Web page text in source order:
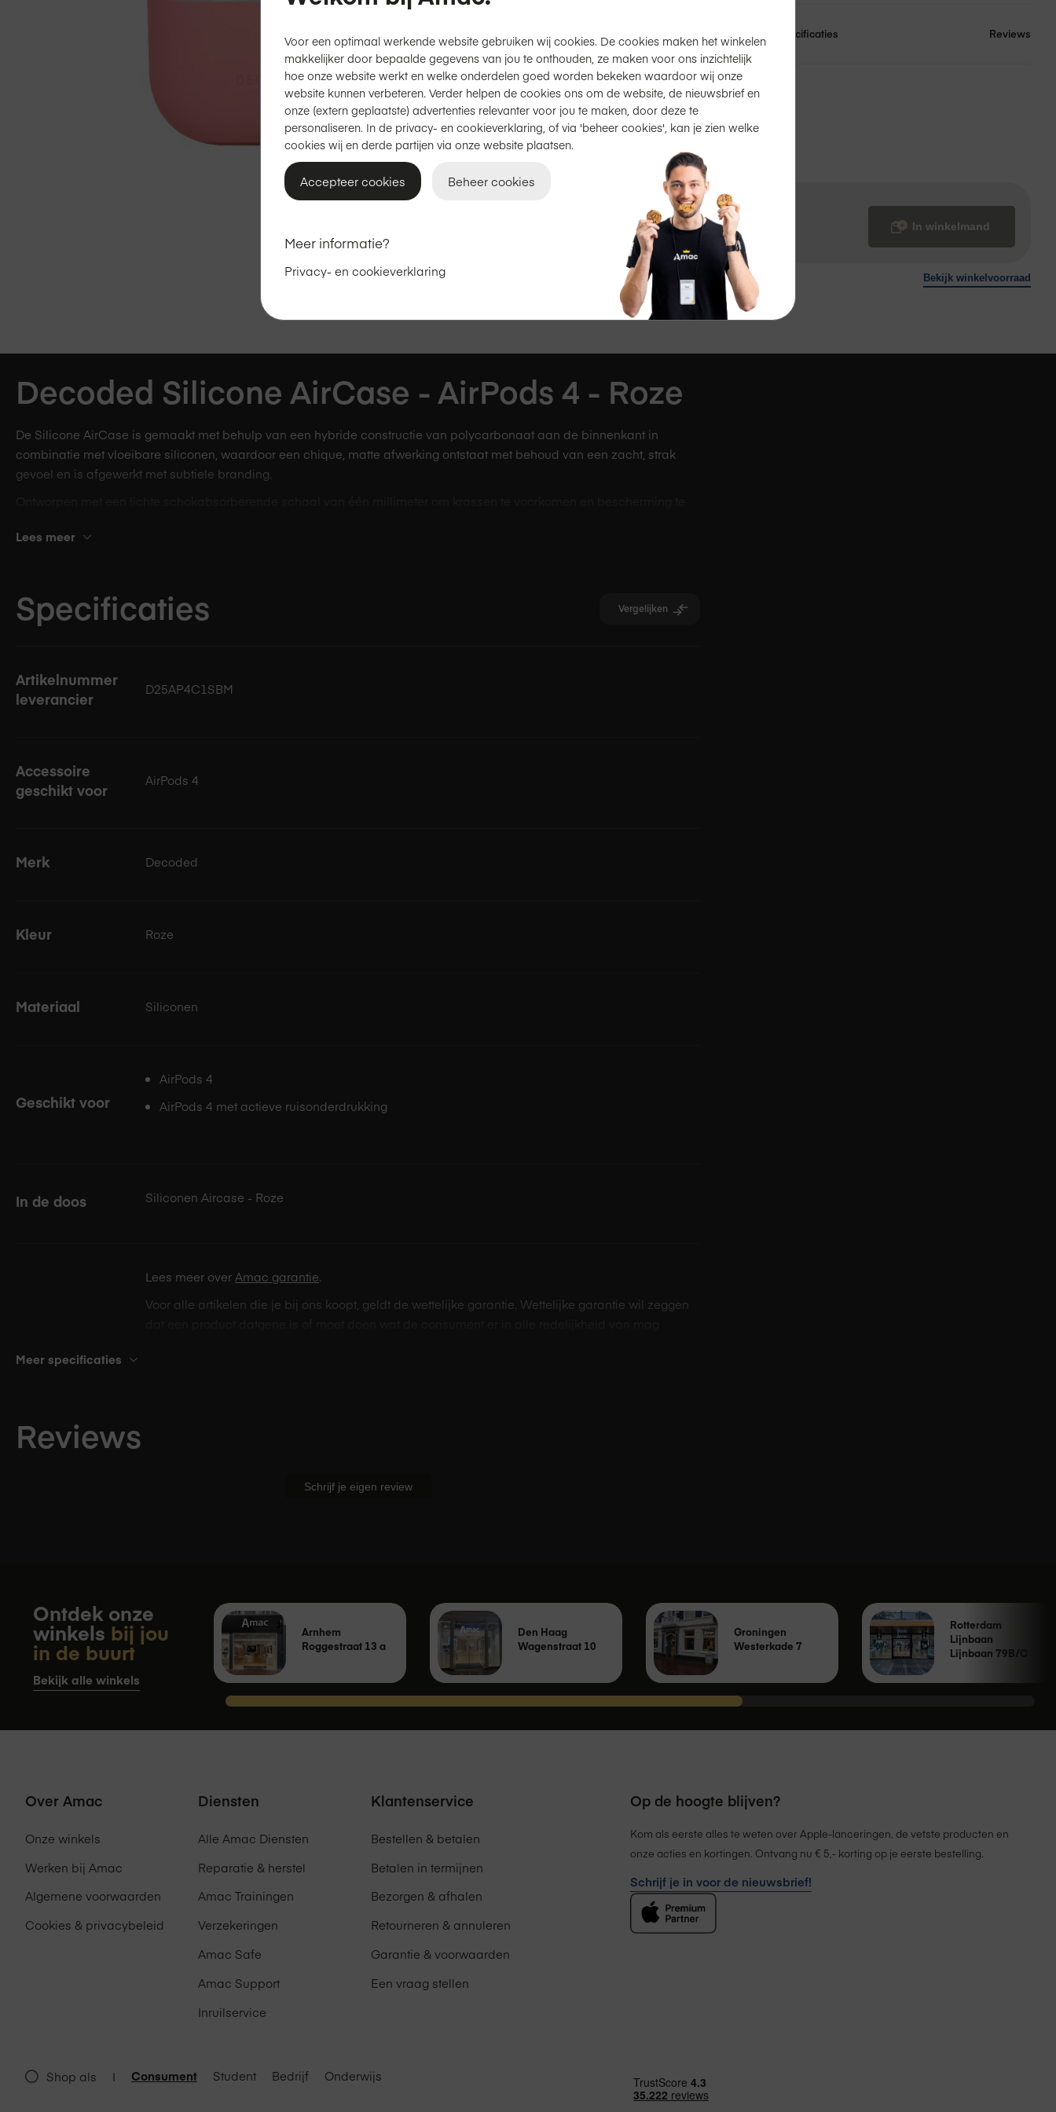
Specificaties Reviews
Gratis thuisbezorgdofafhalenin de winkel.
2 jaar garantie
op Apple.
Achteraf betalen met Klarna?
In winkelmand
Bekijk winkelvoorraad
gallerij
Decoded Silicone AirCase - AirPods 4 - Roze
De Silicone AirCase is gemaakt met behulp van een hybride constructie van polycarbonaat aan de binnenkant in
combinatie met vloeibare siliconen, waardoor een chique, matte afwerking ontstaat met behoud van een zacht, strak
gevoel en is afgewerkt met subtiele branding.
opladen.
Lees meer
Specificaties Vergelijken
Artikelnummer
leverancier
D25AP4C1SBM
Accessoire
geschikt voor
AirPods 4
Merk Decoded
Kleur Roze
Materiaal Siliconen
Geschikt voor
AirPods 4
AirPods 4 met actieve ruisonderdrukking
In de doos Siliconen Aircase - Roze
Service &
Lees meer over Amac garantie.
Voor alle artikelen die je bij ons koopt, geldt de wettelijke garantie. Wettelijke garantie wil zeggen
Meer specificaties
Reviews
Schrijf je eigen review
Ontdek onze
winkels bij jou
in de buurt
Bekijk alle winkels
Arnhem
Roggestraat 13 a
Den Haag
Wagenstraat 10
Groningen
Westerkade 7
Rotterdam
Lijnbaan
Lijnbaan 79B/C
Over Amac
Onze winkels
Werken bij Amac
Algemene voorwaarden
Cookies & privacybeleid
Diensten
Alle Amac Diensten
Reparatie & herstel
Amac Trainingen
Verzekeringen
Amac Safe
Amac Support
Inruilservice
Klantenservice
Bestellen & betalen
Betalen in termijnen
Bezorgen & afhalen
Retourneren & annuleren
Garantie & voorwaarden
Een vraag stellen
Op de hoogte blijven?
Kom als eerste alles te weten over Apple-lanceringen, de vetste producten en
onze acties en kortingen. Ontvang nu € 5,- korting op je eerste bestelling.
Schrijf je in voor de nieuwsbrief!
Shop als | Consument Student Bedrijf Onderwijs
Voor een optimaal werkende website gebruiken wij cookies. De cookies maken het winkelen
makkelijker door bepaalde gegevens van jou te onthouden, ze maken voor ons inzichtelijk
hoe onze website werkt en welke onderdelen goed worden bekeken waardoor wij onze
website kunnen verbeteren. Verder helpen de cookies ons om de website, de nieuwsbrief en
onze (extern geplaatste) advertenties relevanter voor jou te maken, door deze te
personaliseren. In de privacy- en cookieverklaring, of via 'beheer cookies', kan je zien welke
cookies wij en derde partijen via onze website plaatsen.
Accepteer cookies Beheer cookies
Meer informatie?
Privacy- en cookieverklaring